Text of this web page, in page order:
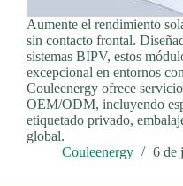
Aumente el rendimiento
sin contacto frontal.
sistemas BIPV, estos
excepcional en entornos
Couleenergy ofrece
OEM/ODM, incluyendo
etiquetado privado,
global.
Couleenergy
6 de